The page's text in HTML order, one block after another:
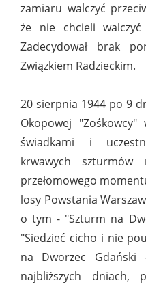
zamiaru walczyć
że nie chcieli
Zadecydował brak
Związkiem Radzieckim.
20 sierpnia 1944 po 9
Okopowej
świadkami i
krwawych
przełomowego
losy Powstania
o tym - "Szturm na
"Siedzieć cicho i nie
na Dworzec
najbliższych dniach,